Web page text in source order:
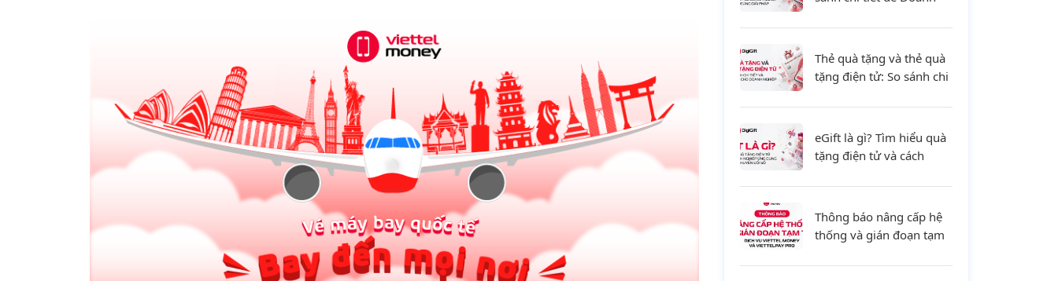
giải pháp
Thẻ quà tặng và thẻ quà
tặng điện tử: So sánh chi
doanh nghiệp
eGift là gì? Tìm hiểu quà
tặng điện tử và cách
trong chuyển đổi số
Thông báo nâng cấp hệ
thống và gián đoạn tạm
Money và ViettelPay Pro